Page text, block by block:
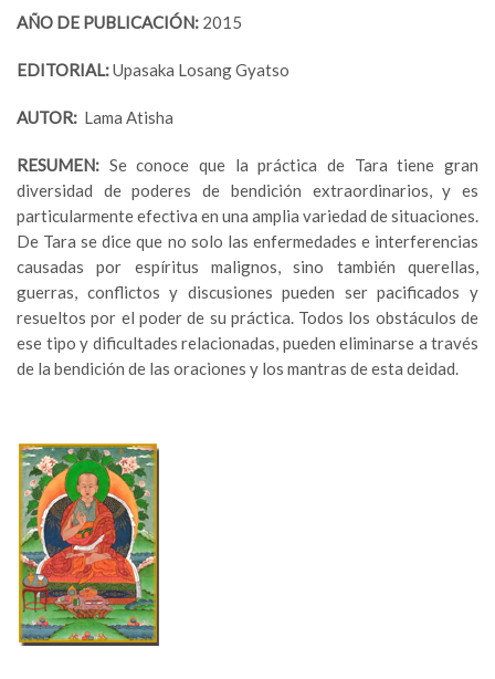
AÑO DE PUBLICACIÓN: 2015
EDITORIAL:Upasaka Losang Gyatso
AUTOR: Lama Atisha
RESUMEN: Se conoce que la práctica de Tara tiene gran
diversidad de poderes de bendición extraordinarios, y es
particularmente efectiva en una amplia variedad de situaciones.
De Tara se dice que no solo las enfermedades e interferencias
causadas por espíritus malignos, sino también querellas,
guerras, conflictos y discusiones pueden ser pacificados y
resueltos por el poder de su práctica. Todos los obstáculos de
ese tipo y dificultades relacionadas, pueden eliminarse a través
de la bendición de las oraciones y los mantras de esta deidad.